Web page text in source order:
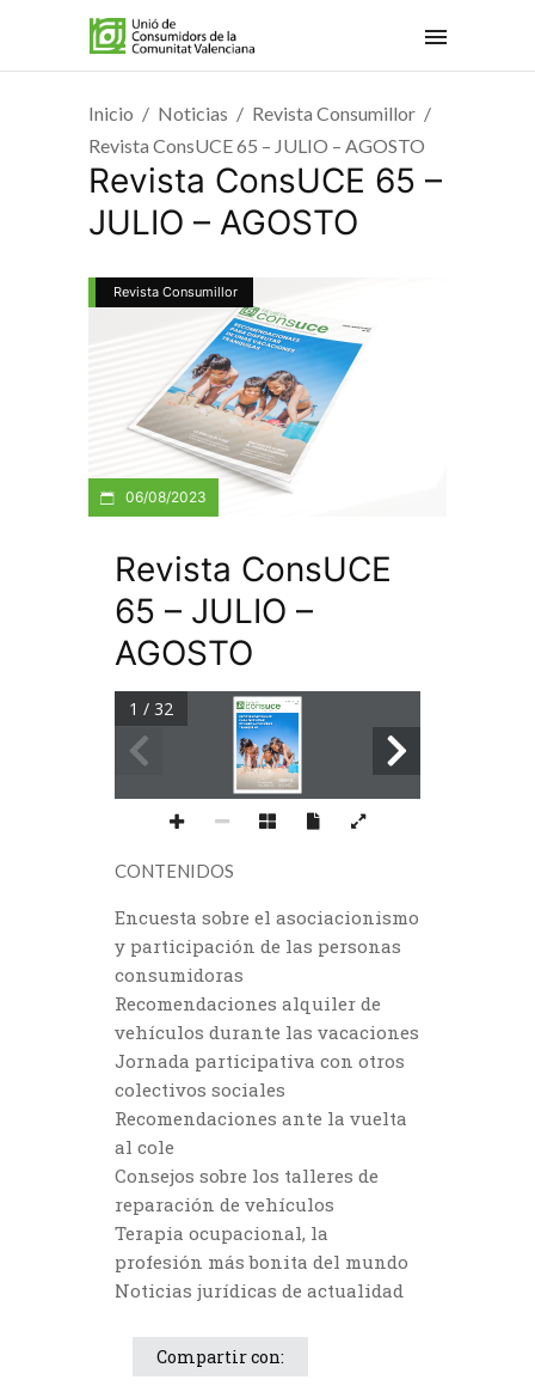
Inicio Noticias
Revista Consumillor
Revista ConsUCE 65 – JULIO – AGOSTO
Revista ConsUCE 65 –
JULIO – AGOSTO
Revista Consumillor
06/08/2023
Revista ConsUCE
65 – JULIO –
AGOSTO
RECOMENDACIONAES
PARA DISFRUTAR
DE UNAS VACACIONES
TRANQUILAS
1 / 32
CONTENIDOS
Encuesta sobre el asociacionismo
y participación de las personas
consumidoras
Recomendaciones alquiler de
vehículos durante las vacaciones
Jornada participativa con otros
colectivos sociales
Recomendaciones ante la vuelta
al cole
Consejos sobre los talleres de
reparación de vehículos
Terapia ocupacional, la
profesión más bonita del mundo
Noticias jurídicas de actualidad
Compartir con: